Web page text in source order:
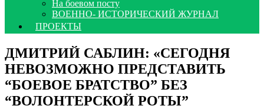
На боевом посту
ВОЕННО- ИСТОРИЧЕСКИЙ ЖУРНАЛ
ПРОЕКТЫ
ДМИТРИЙ САБЛИН: «СЕГОДНЯ
НЕВОЗМОЖНО ПРЕДСТАВИТЬ
“БОЕВОЕ БРАТСТВО” БЕЗ
“ВОЛОНТЕРСКОЙ РОТЫ”